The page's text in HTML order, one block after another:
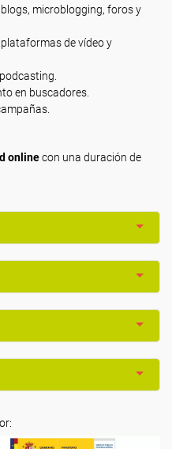
microblogging, foros y
de vídeo y
en buscadores.
onlinecon una duración de